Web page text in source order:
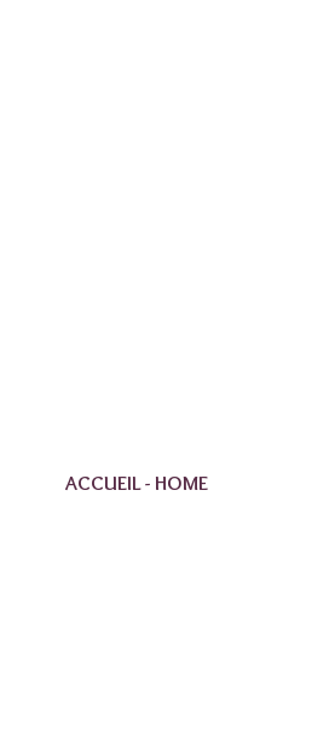
ACCUEIL - HOME